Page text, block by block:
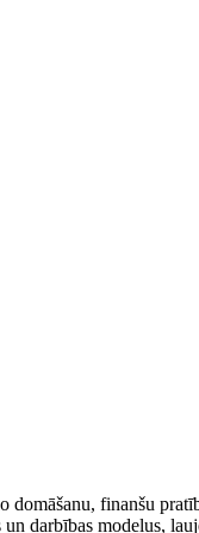
finanšu
darbības modeļus,